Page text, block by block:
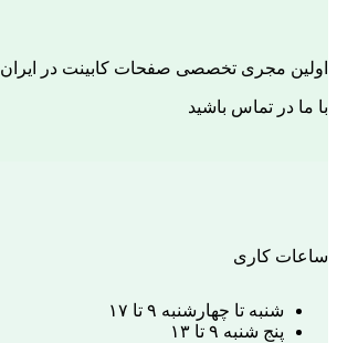
اولین مجری تخصصی صفحات کابینت در ایران
با ما در تماس باشید
ساعات کاری
شنبه تا چهارشنبه ۹ تا ۱۷
پنج شنبه ۹ تا ۱۳